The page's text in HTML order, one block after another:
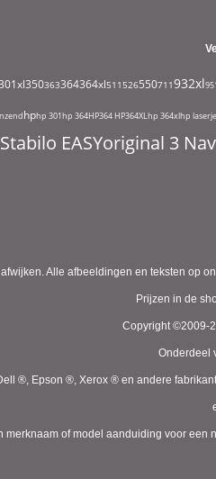
350363364364xl511 526550711932xl
hphp 301hp 364HP364 HP364XLhp 364xlhp
Stabilo EASYoriginal 3
Alle afbeeldingen en teksten op
Prijzen in de
Copyright ©2009-
Onderdeel
®, Epson ®, Xerox ® en andere
merknaam of model aanduiding voor